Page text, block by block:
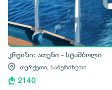
კრუიზი: ათენი - სტამბოლი
თურქეთი, საბერძნეთი
2140